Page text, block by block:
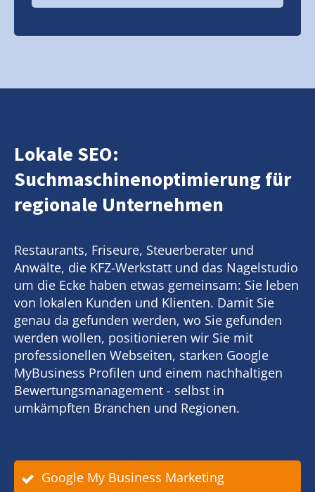
Lokale SEO:
Suchmaschinenoptimierung für
regionale Unternehmen
Restaurants, Friseure, Steuerberater und
Anwälte, die KFZ-Werkstatt und das Nagelstudio
um die Ecke haben etwas gemeinsam: Sie leben
von lokalen Kunden und Klienten. Damit Sie
genau da gefunden werden, wo Sie gefunden
werden wollen, positionieren wir Sie mit
professionellen Webseiten, starken Google
MyBusiness Profilen und einem nachhaltigen
Bewertungsmanagement - selbst in
umkämpften Branchen und Regionen.
Google My Business Marketing